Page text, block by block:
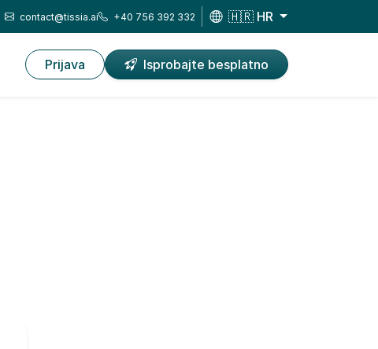
contact@tissia.ai +40 756 392 332 🇭🇷 HR
Prijava Isprobajte besplatno